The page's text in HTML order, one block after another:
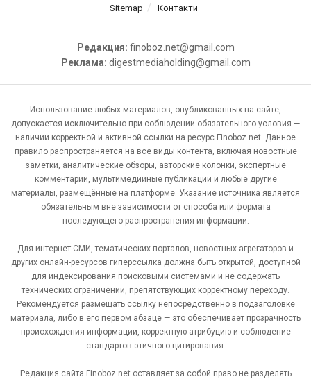
Sitemap
Контакти
Редакция: finoboz.net@gmail.com
Реклама: digestmediaholding@gmail.com
Использование любых материалов, опубликованных на сайте,
допускается исключительно при соблюдении обязательного условия —
наличии корректной и активной ссылки на ресурс Finoboz.net. Данное
правило распространяется на все виды контента, включая новостные
заметки, аналитические обзоры, авторские колонки, экспертные
комментарии, мультимедийные публикации и любые другие
материалы, размещённые на платформе. Указание источника является
обязательным вне зависимости от способа или формата
последующего распространения информации.
Для интернет-СМИ, тематических порталов, новостных агрегаторов и
других онлайн-ресурсов гиперссылка должна быть открытой, доступной
для индексирования поисковыми системами и не содержать
технических ограничений, препятствующих корректному переходу.
Рекомендуется размещать ссылку непосредственно в подзаголовке
материала, либо в его первом абзаце — это обеспечивает прозрачность
происхождения информации, корректную атрибуцию и соблюдение
стандартов этичного цитирования.
Редакция сайта Finoboz.net оставляет за собой право не разделять